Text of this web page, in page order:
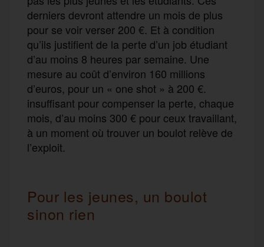
derniers devront attendre un mois de plus
pour se voir verser 200 €. Et à condition
qu’ils justifient de la perte d’un job étudiant
d’au moins 8 heures par semaine. Une
mesure au coût d’environ 160 millions
d’euros, pour un « one shot » à 200 €.
insuffisant pour compenser la perte, chaque
mois, d’au moins 300 € pour ceux travaillant,
à un moment où trouver un boulot relève de
l’exploit.
Pour les jeunes, un boulot
sinon rien